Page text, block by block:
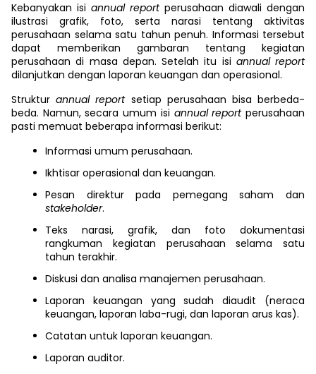
Kebanyakan isi annual report perusahaan diawali dengan
ilustrasi grafik, foto, serta narasi tentang aktivitas
perusahaan selama satu tahun penuh. Informasi tersebut
dapat memberikan gambaran tentang kegiatan
perusahaan di masa depan. Setelah itu isi annual report
dilanjutkan dengan laporan keuangan dan operasional.
Strukturannual report setiap perusahaan bisa berbeda-
beda. Namun, secara umum isi annual reportperusahaan
pasti memuat beberapa informasi berikut:
Informasi umum perusahaan.
Ikhtisar operasional dan keuangan.
Pesan direktur pada pemegang saham dan
stakeholder.
Teks narasi, grafik, dan foto dokumentasi
rangkuman kegiatan perusahaan selama satu
tahun terakhir.
Diskusi dan analisa manajemen perusahaan.
Laporan keuangan yang sudah diaudit (neraca
keuangan, laporan laba-rugi, dan laporan arus kas).
Catatan untuk laporan keuangan.
Laporan auditor.